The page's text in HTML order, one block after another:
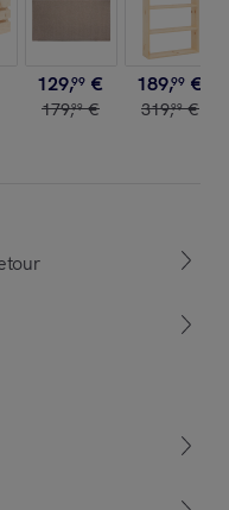
129,99 €
179,99 €
189,99 €
319,99 €